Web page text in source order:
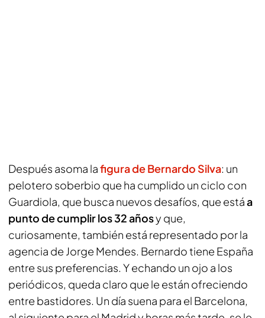
Después asoma lafigura de Bernardo Silva: un
pelotero soberbio que ha cumplido un ciclo con
Guardiola, que busca nuevos desafíos, que estáa
punto de cumplir los 32 añosy que,
curiosamente, también está representado por la
agencia de Jorge Mendes. Bernardo tiene España
entre sus preferencias. Y echando un ojo a los
periódicos, queda claro que le están ofreciendo
entre bastidores. Un día suena para el Barcelona,